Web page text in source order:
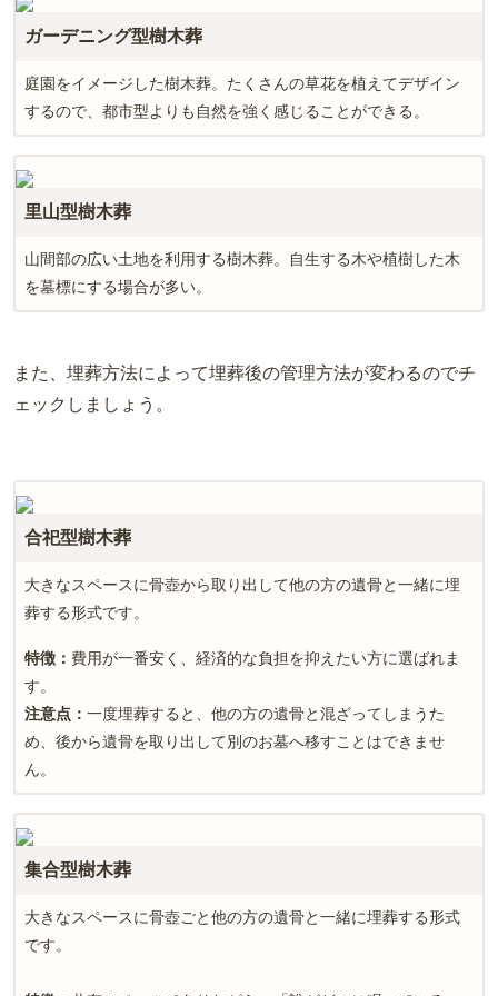
ガーデニング型樹木葬
庭園をイメージした樹木葬。たくさんの草花を植えてデザイン
するので、都市型よりも自然を強く感じることができる。
里山型樹木葬
山間部の広い土地を利用する樹木葬。自生する木や植樹した木
を墓標にする場合が多い。
また、埋葬方法によって埋葬後の管理方法が変わるのでチ
ェックしましょう。
合祀型樹木葬
大きなスペースに骨壺から取り出して他の方の遺骨と一緒に埋
葬する形式です。
特徴： 費用が一番安く、経済的な負担を抑えたい方に選ばれま
す。
注意点： 一度埋葬すると、他の方の遺骨と混ざってしまうた
め、後から遺骨を取り出して別のお墓へ移すことはできませ
ん。
集合型樹木葬
大きなスペースに骨壺ごと他の方の遺骨と一緒に埋葬する形式
です。